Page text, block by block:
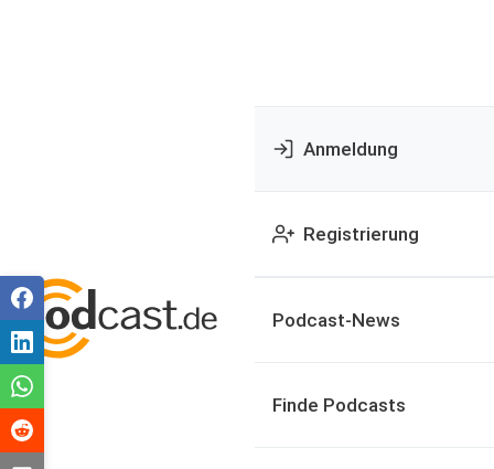
Anmeldung
Registrierung
Podcast-News
Finde Podcasts